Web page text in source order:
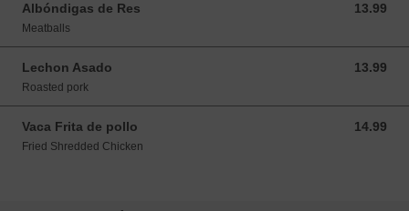
Albóndigas de Res 13.99
13.99 USD
Meatballs
Lechon Asado 13.99
13.99 USD
Roasted pork
Vaca Frita de pollo 14.99
14.99 USD
Fried Shredded Chicken